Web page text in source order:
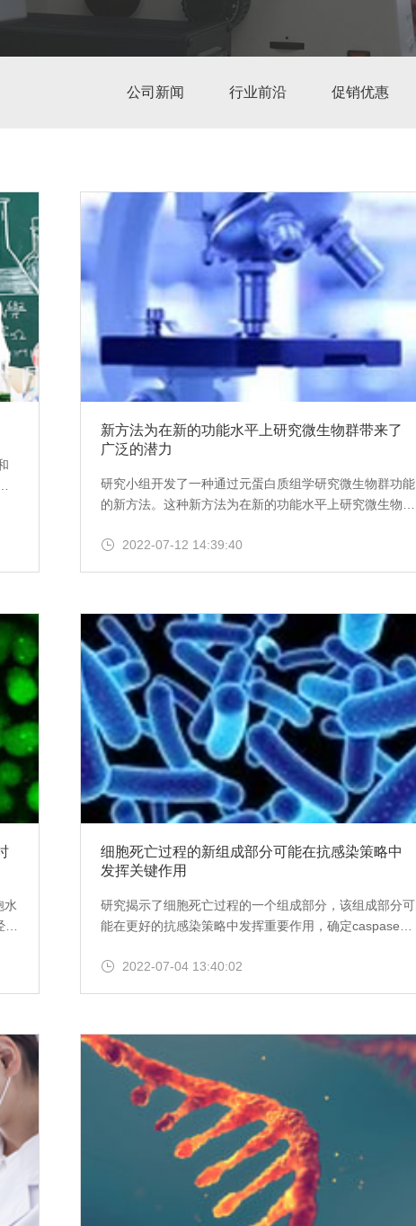
公司新闻 行业前沿 促销优惠
新方法为在新的功能水平上研究微生物群带来了
广泛的潜力
研究小组开发了一种通过元蛋白质组学研究微生物群功能
的新方法。这种新方法为在新的功能水平上研究微生物群
和疾病研究以及疾病预测、预防和治疗的核心。开发的方
2022-07-12 14:39:40
水
细胞死亡过程的新组成部分可能在抗感染策略中
发挥关键作用
研究揭示了细胞死亡过程的一个组成部分，该组成部分可
能在更好的抗感染策略中发挥重要作用，确定caspase-7
caspase-7引发了一系列Rube Goldberg事件，使细胞有
2022-07-04 13:40:02